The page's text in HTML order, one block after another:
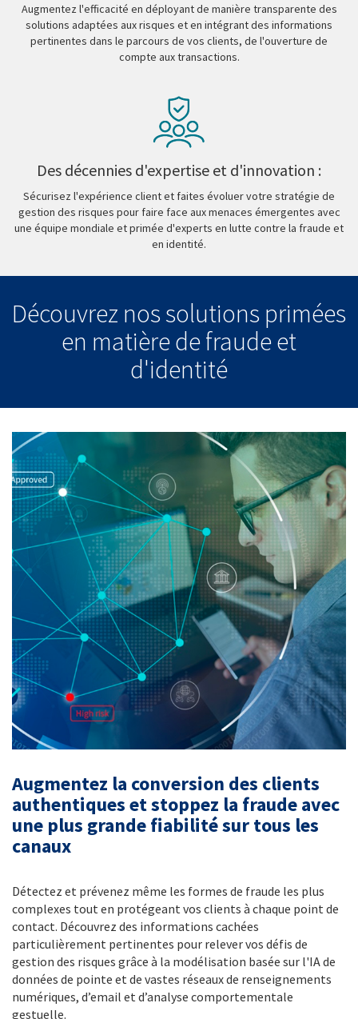
Augmentez l'efficacité en déployant de manière transparente des
solutions adaptées aux risques et en intégrant des informations
pertinentes dans le parcours de vos clients, de l'ouverture de
compte aux transactions.
Des décennies d'expertise et d'innovation :
Sécurisez l'expérience client et faites évoluer votre stratégie de
gestion des risques pour faire face aux menaces émergentes avec
une équipe mondiale et primée d'experts en lutte contre la fraude et
en identité.
Découvrez nos solutions primées
en matière de fraude et
d'identité
Augmentez la conversion des clients
authentiques et stoppez la fraude avec
une plus grande fiabilité sur tous les
canaux
Détectez et prévenez même les formes de fraude les plus
complexes tout en protégeant vos clients à chaque point de
contact. Découvrez des informations cachées
particulièrement pertinentes pour relever vos défis de
gestion des risques grâce à la modélisation basée sur l'IA de
données de pointe et de vastes réseaux de renseignements
numériques, d’email et d’analyse comportementale
gestuelle.